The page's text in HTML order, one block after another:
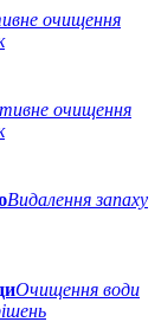
очищення
очищення
Видалення запаху
Очищення води